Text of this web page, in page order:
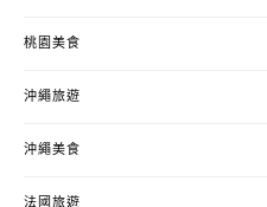
桃園美食
沖繩旅遊
沖繩美食
法國旅遊